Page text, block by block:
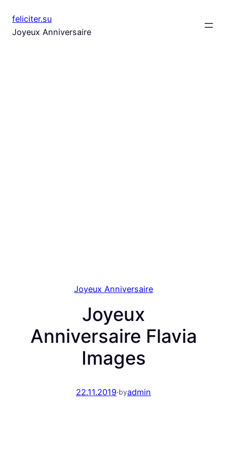
au
contenu
feliciter.su
Joyeux Anniversaire
Joyeux Anniversaire
Joyeux
Anniversaire Flavia
Images
22.11.2019·byadmin